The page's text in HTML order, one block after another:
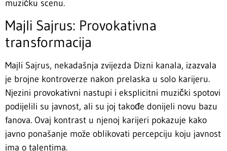
muzičku scenu.
Majli Sajrus: Provokativna
transformacija
Majli Sajrus, nekadašnja zvijezda Dizni kanala, izazvala
je brojne kontroverze nakon prelaska u solo karijeru.
Njezini provokativni nastupi i eksplicitni muzički spotovi
podijelili su javnost, ali su joj takođe donijeli novu bazu
fanova. Ovaj kontrast u njenoj karijeri pokazuje kako
javno ponašanje može oblikovati percepciju koju javnost
ima o talentima.